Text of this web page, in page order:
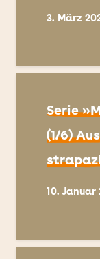
3. März
Serie
(1/6)
10. Januar